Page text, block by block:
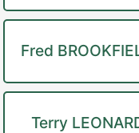
Fred
Terry